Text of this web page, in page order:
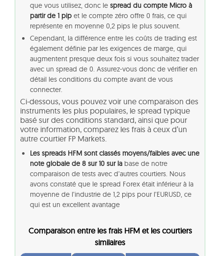
que vous utilisez, donc le spread du compte Micro à
partir de 1 pip et le compte zéro offre 0 frais, ce qui
représente en moyenne 0,2 pips le plus souvent.
Cependant, la différence entre les coûts de trading est
également définie par les exigences de marge, qui
augmentent presque deux fois si vous souhaitez trader
avec un spread de 0. Assurez-vous donc de vérifier en
détail les conditions du compte avant de vous
connecter.
Ci-dessous, vous pouvez voir une comparaison des
instruments les plus populaires, le spread typique
basé sur des conditions standard, ainsi que pour
votre information, comparez les frais à ceux d’un
autre courtier FP Markets.
Les spreads HFM sont classés moyens/faibles avec une
note globale de 8 sur 10 sur la base de notre
comparaison de tests avec d’autres courtiers. Nous
avons constaté que le spread Forex était inférieur à la
moyenne de l’industrie de 1,2 pips pour l’EURUSD, ce
qui est un excellent avantage
Comparaison entre les frais HFM et les courtiers
similaires